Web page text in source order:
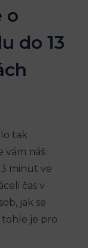
o
do 13
tak
vám náš⁢
minut ve
čas v
jak se
tohle je pro